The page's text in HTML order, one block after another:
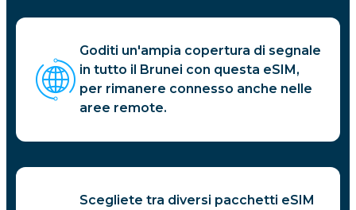
Goditi un'ampia copertura di segnale
in tutto il Brunei con questa eSIM,
per rimanere connesso anche nelle
aree remote.
Scegliete tra diversi pacchetti eSIM